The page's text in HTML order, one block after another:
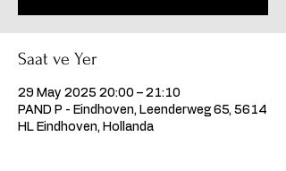
Saat ve Yer
29 May 2025 20:00 – 21:10
PAND P - Eindhoven, Leenderweg 65, 5614
HL Eindhoven, Hollanda